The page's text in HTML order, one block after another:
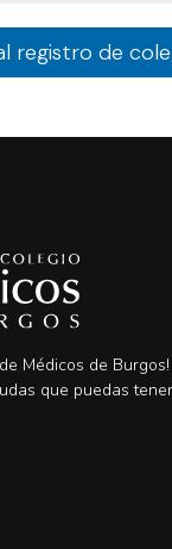
registro de
Médicos de
que puedas